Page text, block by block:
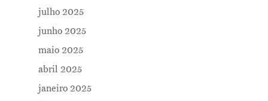
julho 2025
junho 2025
maio 2025
abril 2025
janeiro 2025